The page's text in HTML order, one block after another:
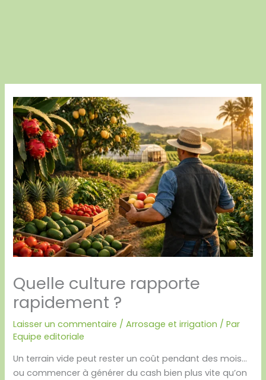
Quelle culture rapporte
rapidement ?
Laisser un commentaire /Arrosage et irrigation / Par
Equipe editoriale
Un terrain vide peut rester un coût pendant des mois…
ou commencer à générer du cash bien plus vite qu’on